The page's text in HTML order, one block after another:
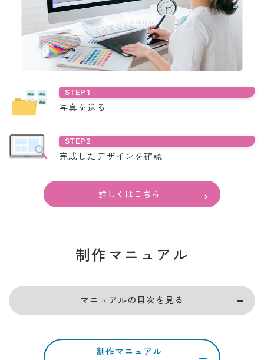
STEP1
写真を送る
STEP2
完成した デザインを確認
詳しくはこちら
制作マニュアル
マニュアルの目次を見る
制作マニュアル